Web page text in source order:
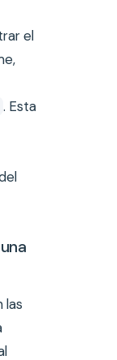
el
. Esta
las